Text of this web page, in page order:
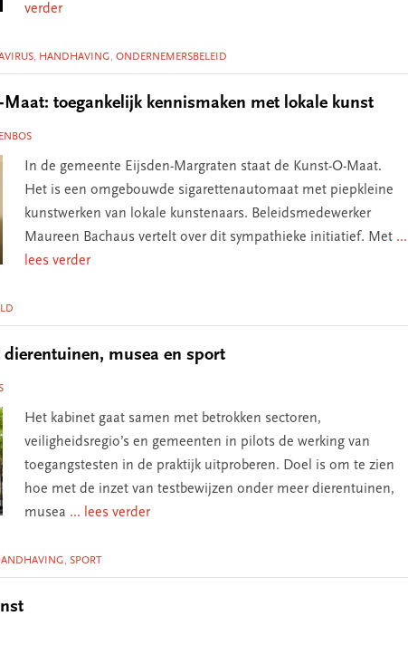
verder
, HANDHAVING, ONDERNEMERSBELEID
toegankelijk kennismaken met lokale kunst
In de gemeente Eijsden-Margraten staat de Kunst-O-Maat.
Het is een omgebouwde sigarettenautomaat met piepkleine
kunstwerken van lokale kunstenaars. Beleidsmedewerker
Maureen Bachaus vertelt over dit sympathieke initiatief. Met ...
lees verder
musea en sport
Het kabinet gaat samen met betrokken sectoren,
veiligheidsregio’s en gemeenten in pilots de werking van
toegangstesten in de praktijk uitproberen. Doel is om te zien
hoe met de inzet van testbewijzen onder meer dierentuinen,
musea ... lees verder
, SPORT